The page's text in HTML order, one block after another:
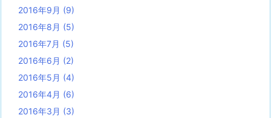
2016年9月 (9)
2016年8月 (5)
2016年7月 (5)
2016年6月 (2)
2016年5月 (4)
2016年4月 (6)
2016年3月 (3)